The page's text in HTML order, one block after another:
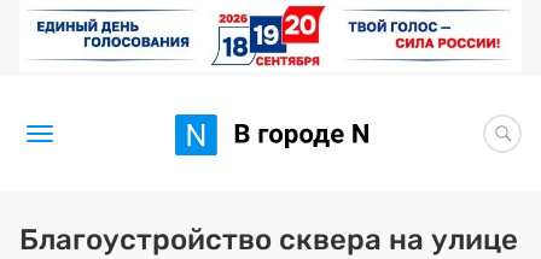
Новости
Благоустройство сквера на улице